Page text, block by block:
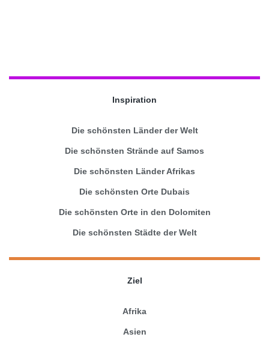
Inspiration
Die schönsten Länder der Welt
Die schönsten Strände auf Samos
Die schönsten Länder Afrikas
Die schönsten Orte Dubais
Die schönsten Orte in den Dolomiten
Die schönsten Städte der Welt
Ziel
Afrika
Asien